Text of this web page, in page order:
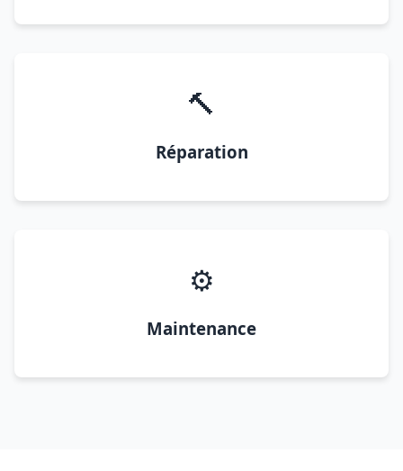
🔨
Réparation
⚙️
Maintenance